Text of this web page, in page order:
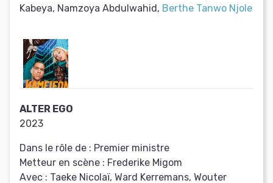
Kabeya, Namzoya Abdulwahid, Berthe Tanwo Njole
ALTER EGO
2023
Dans le rôle de : Premier ministre
Metteur en scène : Frederike Migom
Avec : Taeke Nicolaï, Ward Kerremans, Wouter